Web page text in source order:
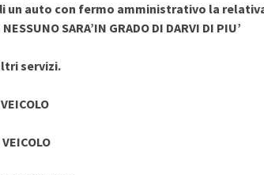
un auto con fermo amministrativo la
SARA’IN GRADO DI DARVI DI PIU’
servizi.